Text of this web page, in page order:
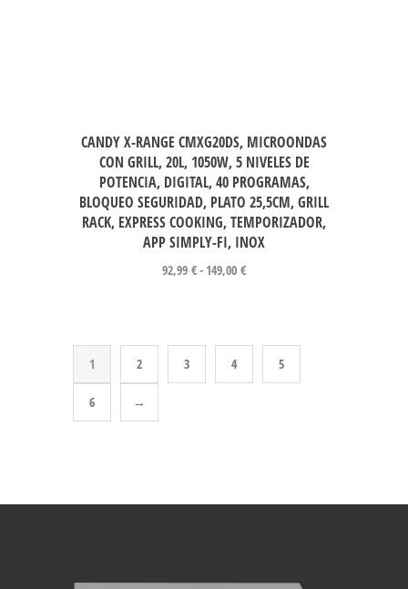
CANDY X-RANGE CMXG20DS, MICROONDAS
CON GRILL, 20L, 1050W, 5 NIVELES DE
POTENCIA, DIGITAL, 40 PROGRAMAS,
BLOQUEO SEGURIDAD, PLATO 25,5CM, GRILL
RACK, EXPRESS COOKING, TEMPORIZADOR,
APP SIMPLY-FI, INOX
92,99 €- 149,00 €
1 2 3 4 5
6 →